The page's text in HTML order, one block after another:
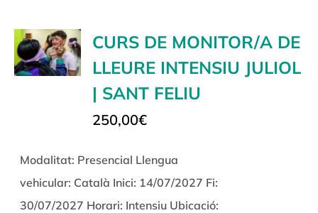
CURS DE MONITOR/A DE
LLEURE INTENSIU JULIOL
| SANT FELIU
250,00€
Modalitat: Presencial Llengua
vehicular: Català Inici: 14/07/2027 Fi:
30/07/2027 Horari: Intensiu Ubicació: